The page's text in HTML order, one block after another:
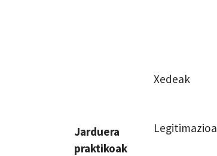
Jarduera
praktikoak
Xedeak
Legitimazioa